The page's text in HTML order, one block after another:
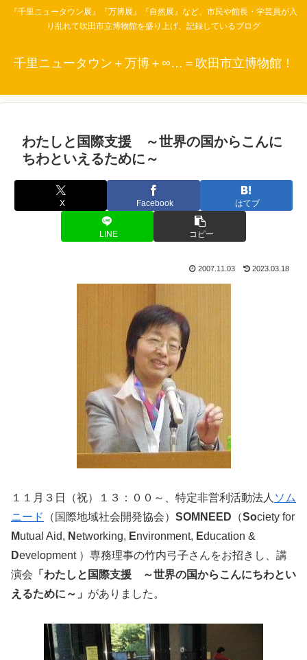
『千里ニュータウン展』『万博展』『自然展』など、市民や館長・学芸員が入
り乱れて吹田市立博物館を盛り上げ、記録しているブログ
千里ニュータウン＋万博＋∞…＝吹田市立博物館！
わたしと国際支援 ～世界の国からこんに
ちわといえるために～
X Facebook はてブ
LINE コピー
2007.11.03 2023.03.18
１１月３日（祝）１３：００～、特定非営利活動法人 ソム
ニード
（国際地域社会開発協会） SOMNEED （Society for
Mutual Aid, Networking, Environment, Education &
Development ）専務理事の竹内弓子さんをお招きし、講
演会 「わたしと国際支援 ～世界の国からこんにちわとい
えるために～」 がありました。